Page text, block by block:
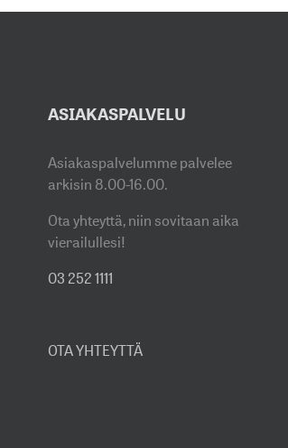
ASIAKASPALVELU
Asiakaspalvelumme palvelee
arkisin 8.00-16.00.
Ota yhteyttä, niin sovitaan aika
vierailullesi!
03 252 1111
OTA YHTEYTTÄ